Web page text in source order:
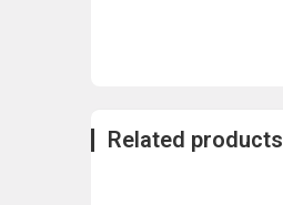
Related products